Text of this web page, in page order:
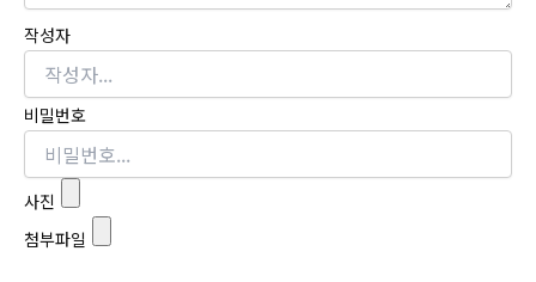
작성자
비밀번호
사진
첨부파일